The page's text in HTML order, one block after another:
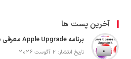
آخرین پست ها
تاریخ انتشار: 2 آگوست 2026